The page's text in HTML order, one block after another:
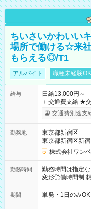
ちいさいかわいい
場所で働ける☆来
もらえる◎/T1
アルバイト 職種未経験OK
給与
日給13,000円～
＋交通費支給 ★交通費全額支給！ ┗案件により規定あり ★日払
いOK！（規定あ
ンビニATMから 日払
交通費別途支
勤務地
東京都新宿区
東京都新宿区新
株式会社ワン
勤務時間
勤務時間は指定な
変形労働時間制 想定労働
～21：00
期間 単発・1日のみOK